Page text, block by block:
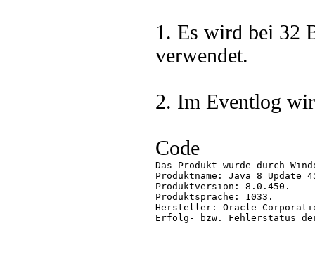
1. Es wird bei 32
verwendet.
2. Im Eventlog
Code
Das Produkt wurde durch
Produktname: Java 8 Update
Produktversion: 8.0.450.
Produktsprache: 1033.
Hersteller: Oracle
Erfolg- bzw. Fehlerstatus